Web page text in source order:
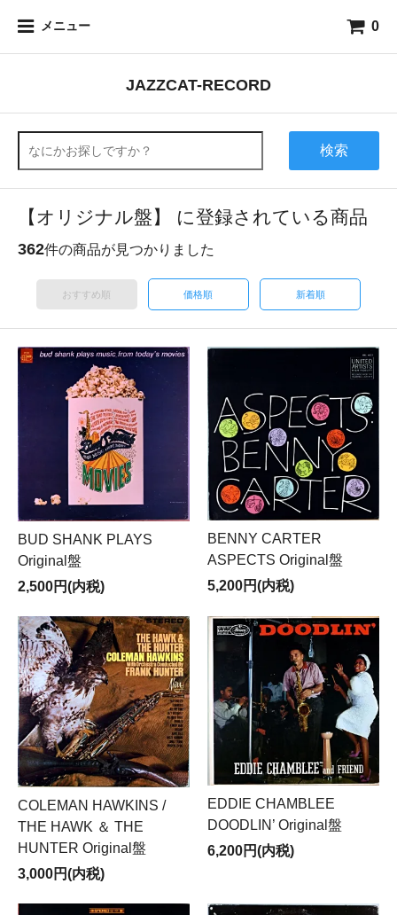
メニュー 0
JAZZCAT-RECORD
検索
【オリジナル盤】 に登録されている商品
362件の商品が見つかりました
おすすめ順 価格順 新着順
BUD SHANK PLAYS
Original盤
2,500円(内税)
BENNY CARTER
ASPECTS Original盤
5,200円(内税)
COLEMAN HAWKINS /
THE HAWK ＆ THE
HUNTER Original盤
3,000円(内税)
EDDIE CHAMBLEE
DOODLIN’ Original盤
6,200円(内税)